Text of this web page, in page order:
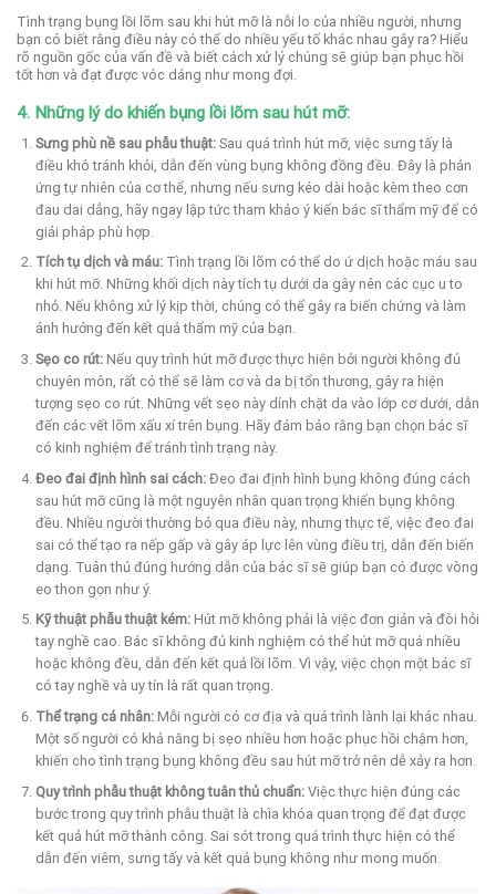
Tình trạng bụng lồi lõm sau khi hút mỡ là nỗi lo của nhiều người, nhưng
bạn có biết rằng điều này có thể do nhiều yếu tố khác nhau gây ra? Hiểu
rõ nguồn gốc của vấn đề và biết cách xử lý chúng sẽ giúp bạn phục hồi
tốt hơn và đạt được vóc dáng như mong đợi.
4. Những lý do khiến bụng lồi lõm sau hút mỡ:
Sưng phù nề sau phẫu thuật:Sau quá trình hút mỡ, việc sưng tấy là
điều khó tránh khỏi, dẫn đến vùng bụng không đồng đều. Đây là phản
ứng tự nhiên của cơ thể, nhưng nếu sưng kéo dài hoặc kèm theo cơn
đau dai dẳng, hãy ngay lập tức tham khảo ý kiến bác sĩ thẩm mỹ để có
giải pháp phù hợp.
Tích tụ dịch và máu:Tình trạng lồi lõm có thể do ứ dịch hoặc máu sau
khi hút mỡ. Những khối dịch này tích tụ dưới da gây nên các cục u to
nhỏ. Nếu không xử lý kịp thời, chúng có thể gây ra biến chứng và làm
ảnh hưởng đến kết quả thẩm mỹ của bạn.
Sẹo co rút:Nếu quy trình hút mỡ được thực hiện bởi người không đủ
chuyên môn, rất có thể sẽ làm cơ và da bị tổn thương, gây ra hiện
tượng sẹo co rút. Những vết sẹo này dính chặt da vào lớp cơ dưới, dẫn
đến các vết lõm xấu xí trên bụng. Hãy đảm bảo rằng bạn chọn bác sĩ
có kinh nghiệm để tránh tình trạng này.
Đeo đai định hình sai cách:Đeo đai định hình bụng không đúng cách
sau hút mỡ cũng là một nguyên nhân quan trọng khiến bụng không
đều. Nhiều người thường bỏ qua điều này, nhưng thực tế, việc đeo đai
sai có thể tạo ra nếp gấp và gây áp lực lên vùng điều trị, dẫn đến biến
dạng. Tuân thủ đúng hướng dẫn của bác sĩ sẽ giúp bạn có được vòng
eo thon gọn như ý.
Kỹ thuật phẫu thuật kém:Hút mỡ không phải là việc đơn giản và đòi hỏi
tay nghề cao. Bác sĩ không đủ kinh nghiệm có thể hút mỡ quá nhiều
hoặc không đều, dẫn đến kết quả lồi lõm. Vì vậy, việc chọn một bác sĩ
có tay nghề và uy tín là rất quan trọng.
Thể trạng cá nhân:Mỗi người có cơ địa và quá trình lành lại khác nhau.
Một số người có khả năng bị sẹo nhiều hơn hoặc phục hồi chậm hơn,
khiến cho tình trạng bụng không đều sau hút mỡ trở nên dễ xảy ra hơn.
Quy trình phẫu thuật không tuân thủ chuẩn:Việc thực hiện đúng các
bước trong quy trình phẫu thuật là chìa khóa quan trọng để đạt được
kết quả hút mỡ thành công. Sai sót trong quá trình thực hiện có thể
dẫn đến viêm, sưng tấy và kết quả bụng không như mong muốn.